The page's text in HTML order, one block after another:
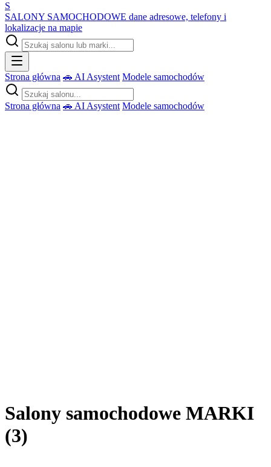
S
SALONY SAMOCHODOWE dane adresowe, telefony i
lokalizacje na mapie
Strona główna 🚗 AI Asystent Modele samochodów
Strona główna 🚗 AI Asystent Modele samochodów
Salony samochodowe MARKI
(3)